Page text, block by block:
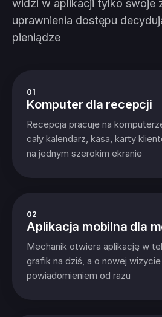
widzi w aplikacji tylko swoje
uprawnienia dostępu
pieniądze
01
Komputer dla recepcji
Recepcja pracuje na
cały kalendarz, kasa, karty
na jednym szerokim ekranie
02
Aplikacja mobilna dla
Mechanik otwiera aplikację w
grafik na dziś, a o nowej
powiadomieniem od razu